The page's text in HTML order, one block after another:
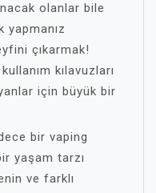
olanlar bile
yapmanız
çıkarmak!
kılavuzları
için büyük bir
bir vaping
yaşam tarzı
ve farklı